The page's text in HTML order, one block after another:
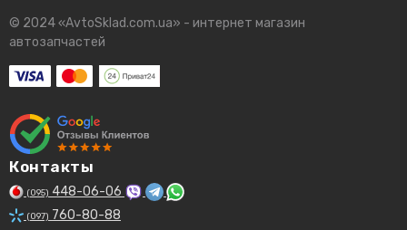
© 2024 «AvtoSklad.com.ua» - интернет магазин
автозапчастей
Контакты
(095) 448-06-06
(097) 760-80-88